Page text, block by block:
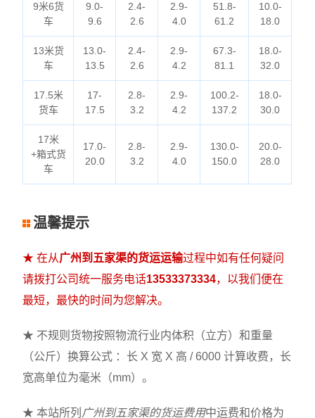
9米6货
车
9.0-
9.6
2.4-
2.6
2.9-
4.0
51.8-
61.2
10.0-
18.0
13米货
车
13.0-
13.5
2.4-
2.6
2.9-
4.2
67.3-
81.1
18.0-
32.0
17.5米
货车
17-
17.5
2.8-
3.2
2.9-
4.2
100.2-
137.2
18.0-
30.0
17米
+箱式货
车
17.0-
20.0
2.8-
3.2
2.9-
4.0
130.0-
150.0
20.0-
28.0
温馨提示
★ 在从广州到五家渠的货运运输过程中如有任何疑问
请拨打公司统一服务电话13533373334，以我们便在
最短，最快的时间为您解决。
★ 不规则货物按照物流行业内体积（立方）和重量
（公斤）换算公式 ：长 X 宽 X 高 / 6000 计算收费，长
宽高单位为毫米（mm）。
★ 本站所列 广州到五家渠的货运费用中运费和价格为